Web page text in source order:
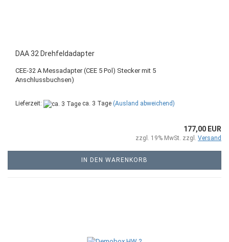
DAA 32 Drehfeldadapter
CEE-32 A Messadapter (CEE 5 Pol) Stecker mit 5
Anschlussbuchsen)
Lieferzeit: ca. 3 Tage (Ausland abweichend)
177,00 EUR
zzgl. 19% MwSt. zzgl. Versand
IN DEN WARENKORB